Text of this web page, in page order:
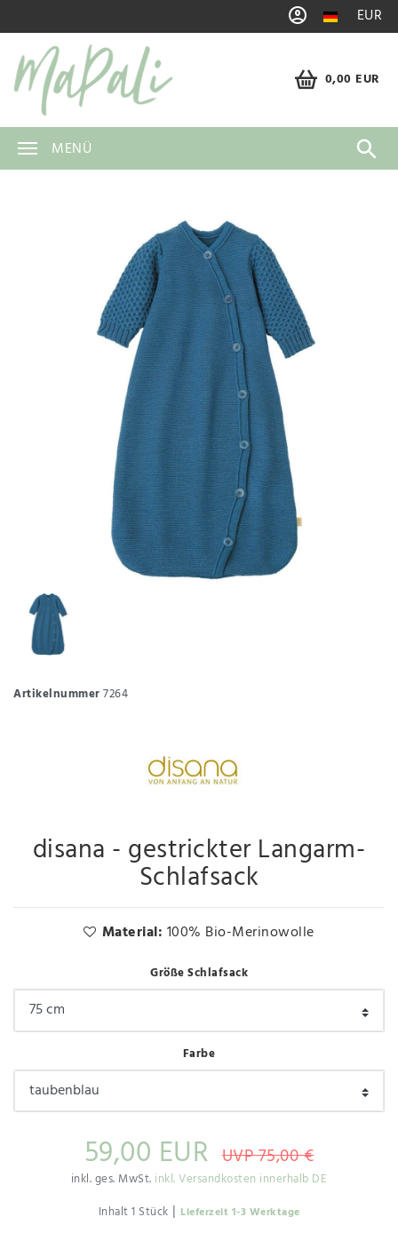
EUR
0,00 EUR
MENÜ
Artikelnummer7264
disana - gestrickter Langarm-
Schlafsack
Material: 100% Bio-Merinowolle
Größe Schlafsack
Farbe
59,00 EUR UVP 75,00 €
inkl. ges. MwSt. inkl. Versandkosten innerhalb DE
Inhalt1 Stück | Lieferzeit 1-3 Werktage